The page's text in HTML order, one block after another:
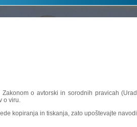
o avtorski in sorodnih pravicah
o viru.
kopiranja in tiskanja, zato upoštevajte